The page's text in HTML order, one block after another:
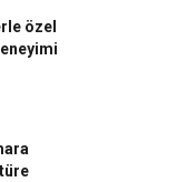
özel